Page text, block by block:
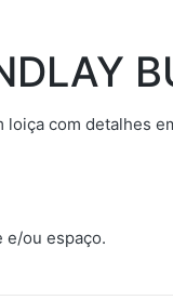
loiça com detalhes
e/ou espaço.